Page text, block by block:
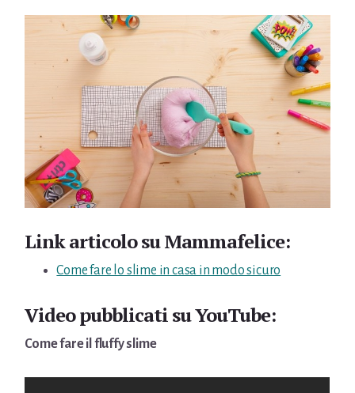
Link articolo su Mammafelice:
Come fare lo slime in casa in modo sicuro
Video pubblicati su YouTube:
Come fare il fluffy slime